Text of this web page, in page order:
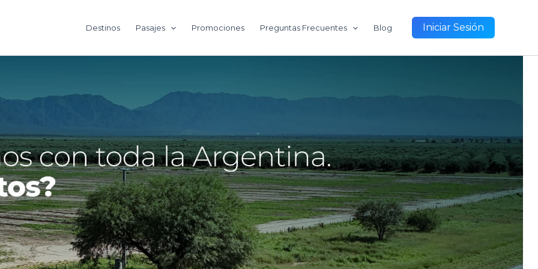
Destinos Pasajes Promociones Preguntas Frecuentes Blog Iniciar Sesión